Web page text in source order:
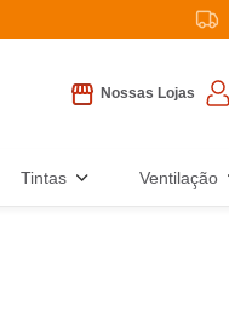
Nossas Lojas
Tintas Ventilação